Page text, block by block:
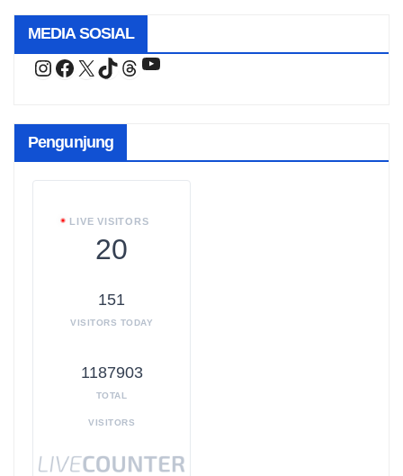
MEDIA SOSIAL
Instagram
Facebook
X TikTok
Threads
YouTube
Pengunjung
LIVE VISITORS
20
151
VISITORS TODAY
1187903
TOTAL
VISITORS